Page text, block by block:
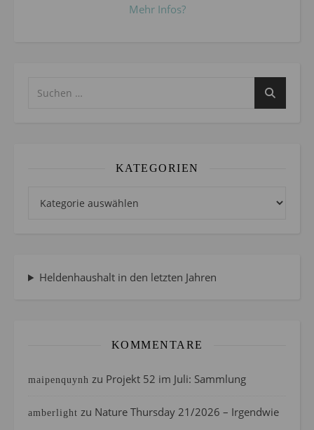
Mehr Infos?
KATEGORIEN
Heldenhaushalt in den letzten Jahren
KOMMENTARE
maipenquynh zu Projekt 52 im Juli: Sammlung
amberlight zu Nature Thursday 21/2026 – Irgendwie